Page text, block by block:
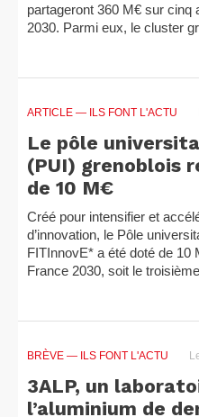
partageront 360 M€ sur cinq
2030. Parmi eux, le cluster
ARTICLE — ILS FONT L'ACTU
Le pôle
(PUI) grenoblois
de 10 M€
Créé pour intensifier et
d’innovation, le Pôle
FITInnovE* a été doté de 10
France 2030, soit le
BRÈVE — ILS FONT L'ACTU
3ALP, un
l’aluminium de